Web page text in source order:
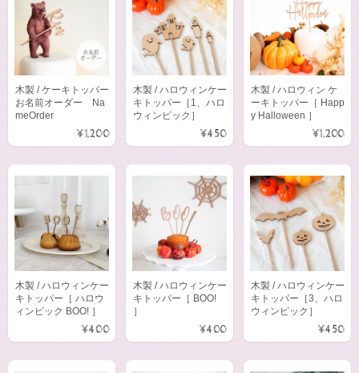
木製 / ケーキトッパー
お名前オーダー Na
meOrder
¥1,200
木製 / ハロウィンケー
キトッパー［1、ハロ
ウィンピック］
¥450
木製 / ハロウィン ケ
ーキトッパー［ Happ
y Halloween ］
¥1,200
木製 / ハロウィンケー
キトッパー［ ハロウ
ィンピック BOO! ］
¥400
木製 / ハロウィンケー
キトッパー［ BOO!
］
¥400
木製 / ハロウィンケー
キトッパー［3、ハロ
ウィンピック］
¥450